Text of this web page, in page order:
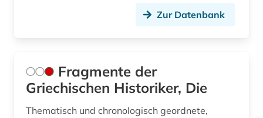
Zur Datenbank
Fragmente der
Griechischen Historiker, Die
Thematisch und chronologisch geordnete,